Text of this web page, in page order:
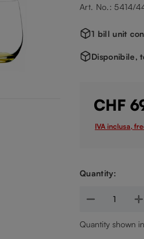
Art. No.: 5414/
1 bill unit
Disponibile,
CHF
IVA inclusa,
Quantity:
Quantità del
Quantity shown